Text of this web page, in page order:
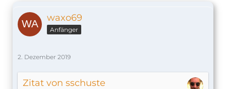
waxo69
Anfänger
2. Dezember 2019
Zitat von sschuste